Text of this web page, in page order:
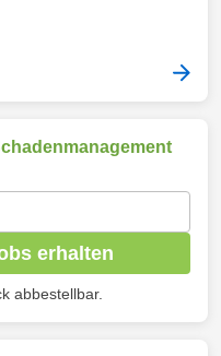
erhalten
abbestellbar.